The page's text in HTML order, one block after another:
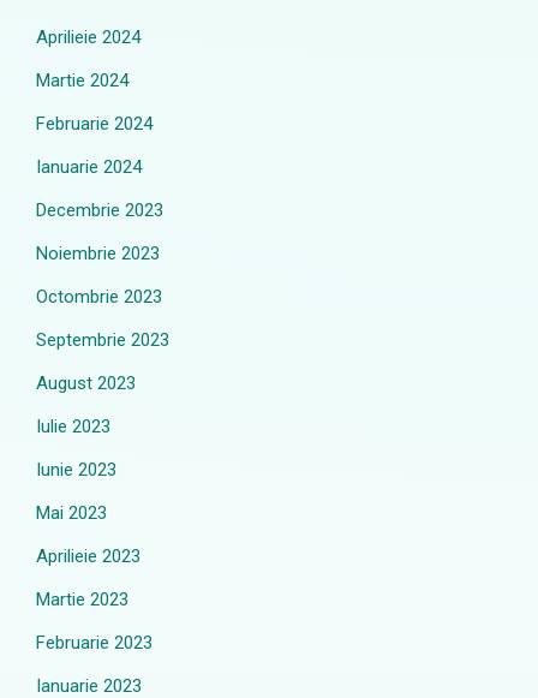
Aprilieie 2024
Martie 2024
Februarie 2024
Ianuarie 2024
Decembrie 2023
Noiembrie 2023
Octombrie 2023
Septembrie 2023
August 2023
Iulie 2023
Iunie 2023
Mai 2023
Aprilieie 2023
Martie 2023
Februarie 2023
Ianuarie 2023